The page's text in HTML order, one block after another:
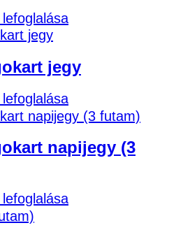
jegy
napijegy (3